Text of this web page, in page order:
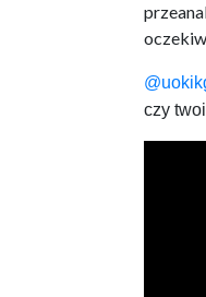
czy